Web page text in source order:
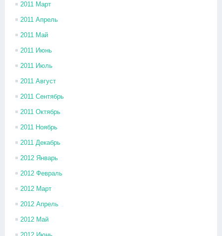
2011 Март
2011 Апрель
2011 Май
2011 Июнь
2011 Июль
2011 Август
2011 Сентябрь
2011 Октябрь
2011 Ноябрь
2011 Декабрь
2012 Январь
2012 Февраль
2012 Март
2012 Апрель
2012 Май